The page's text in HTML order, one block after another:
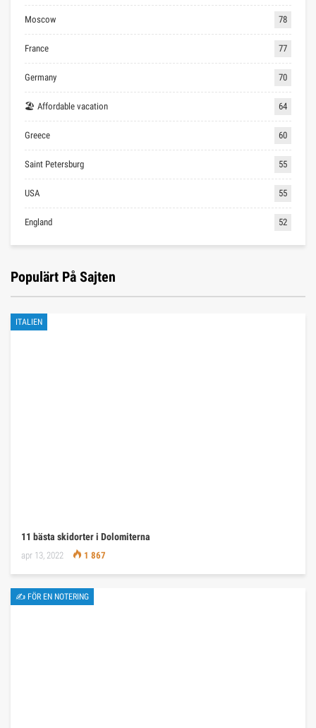
Moscow 78
France 77
Germany 70
🏖 Affordable vacation 64
Greece 60
Saint Petersburg 55
USA 55
England 52
Populärt På Sajten
ITALIEN
11 bästa skidorter i Dolomiterna
apr 13, 2022 1 867
✍ FÖR EN NOTERING